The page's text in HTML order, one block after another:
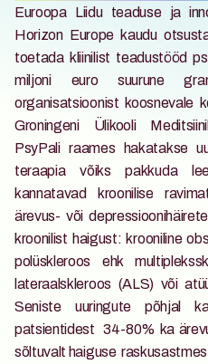
Euroopa Liidu teaduse ja
Horizon Europe kaudu
toetada kliinilist teadustööd
miljoni euro suurune
organisatsioonist koosnevale
Groningeni Ülikooli
PsyPali raames hakatakse
teraapia võiks pakkuda
kannatavad kroonilise
ärevus- või
kroonilist haigust: krooniline
polüskleroos ehk
lateraalskleroos (ALS) või
Seniste uuringute põhjal
patsientidest  34-80% ka
sõltuvalt haiguse